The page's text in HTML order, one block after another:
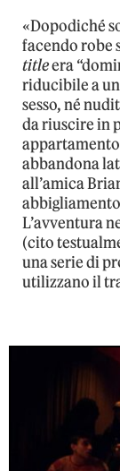
«Dopodiché
facendo robe
titleera
riducibile a
sesso, né
da riuscire in
abbandona
all’amica
L’avventura
(cito
una serie di
utilizzano il